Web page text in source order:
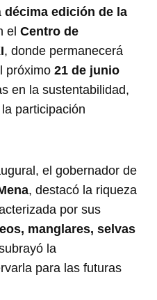
décima edición de la
elCentro de
, donde permanecerá
próximo21 de junio
en la sustentabilidad,
participación
el gobernador de
, destacó la riqueza
por sus
manglares, selvas
la
para las futuras